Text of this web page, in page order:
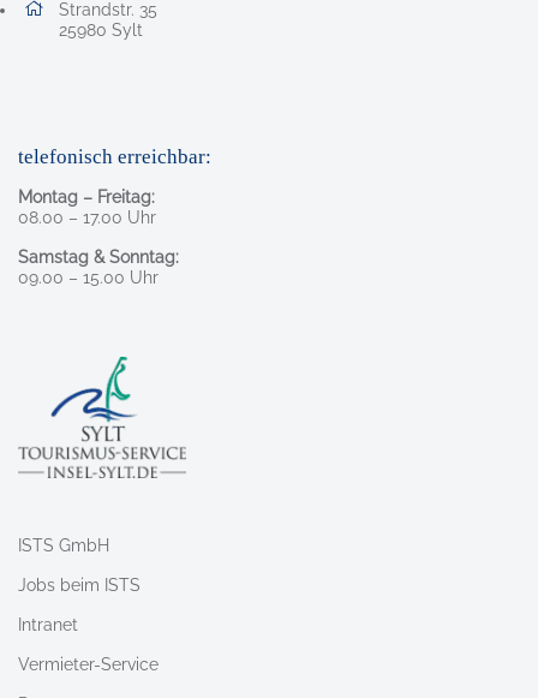
Adresse:
Strandstr. 35
25980 , 2 5 9 8 0
Sylt
telefonisch erreichbar:
Montag – Freitag:
08.00 – 17.00 Uhr
Samstag & Sonntag:
09.00 – 15.00 Uhr
ISTS GmbH
Jobs beim ISTS
Intranet
Vermieter-Service